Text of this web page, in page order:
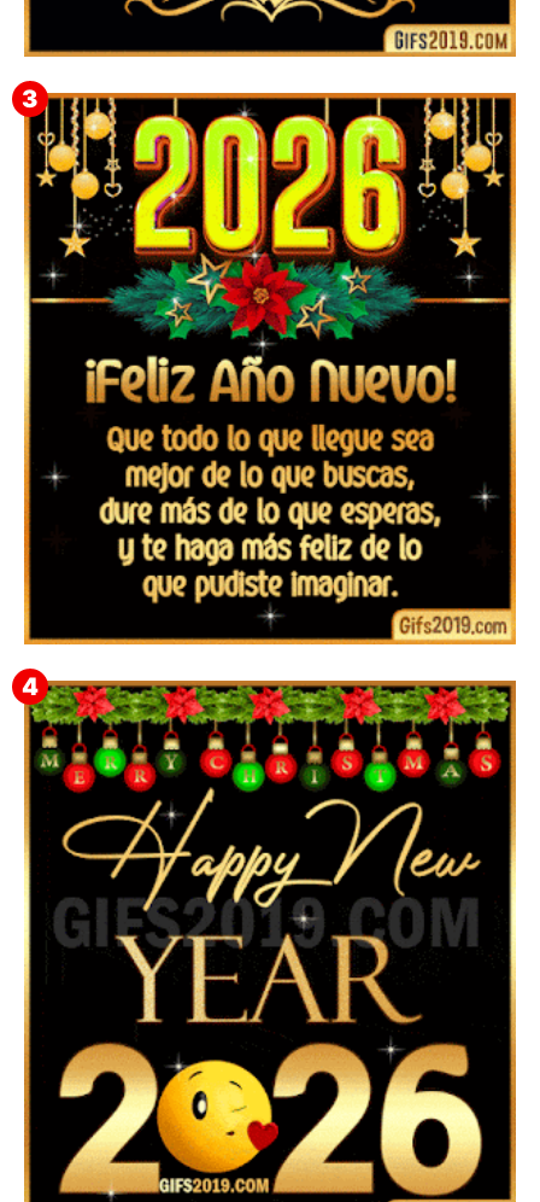
▷ Feliz año nuevo 2026 Familia 【❤️】Frases,
Mensajes y GiF
▷ Imágenes y frases de Feliz Año Nuevo 2026